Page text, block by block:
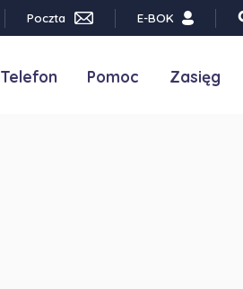
Poczta E-BOK
Telefon Pomoc Zasięg